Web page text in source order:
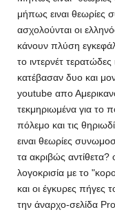
μήπως ειναι θεωρίες
ασχολούνται οι
κάνουν πλύση
το ιντερνέτ
κατέβασαν δυο και
youtube απο
τεκμηριωμένα για το
πόλεμο και τις
ειναι θεωρίες
τα ακριβώς αντίθετα?
λογοκρισία με το
και οι έγκυρες πήγες
την άναρχο-σελίδα